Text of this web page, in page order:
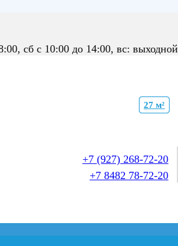
сб с 10:00 до 14:00, вс: выходной
+7 (927) 268-72-20
+7 8482 78-72-20
21 м²
27 м²
27 м²
21 м²
27 м²